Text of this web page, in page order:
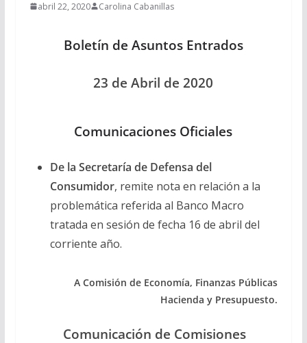
abril 22, 2020 Carolina Cabanillas
Boletín de Asuntos Entrados
23 de Abril de 2020
Comunicaciones Oficiales
De la Secretaría de Defensa del
Consumidor, remite nota en relación a la
problemática referida al Banco Macro
tratada en sesión de fecha 16 de abril del
corriente año.
A Comisión de Economía, Finanzas Públicas
Hacienda y Presupuesto.
Comunicación de Comisiones